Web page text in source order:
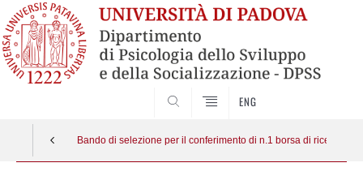
ENG
Bando di selezione per il conferimento di n.1 borsa di ricerca